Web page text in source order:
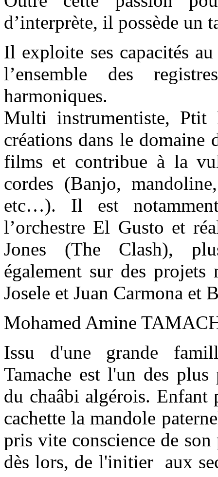
d’interprète, il possède un
Il exploite ses capacités
l’ensemble des
harmoniques.
Multi instrumentiste, Ptit
créations dans le domaine
films et contribue à la
cordes (Banjo,
etc…). Il est
l’orchestre El Gusto et
Jones (The Clash),
également sur des
Josele et Juan Carmona et
Mohamed Amine
Issu d'une grande
Tamache est l'un des plus
du chaâbi algérois.
cachette la mandole
pris vite conscience de
dès lors, de l'initier aux